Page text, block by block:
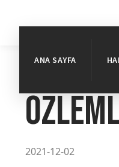
ANA SAYFA
2021-12-02